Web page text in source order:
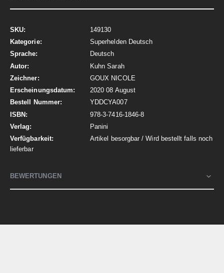
Mehr
Informationen
149130
Superhelden Deutsch
Deutsch
Kuhn Sarah
GOUX NICOLE
2020 08 August
YDDCYA007
978-3-7416-1846-8
Panini
Artikel besorgbar / Wird bestellt falls noch
lieferbar
BEWERTUNGEN